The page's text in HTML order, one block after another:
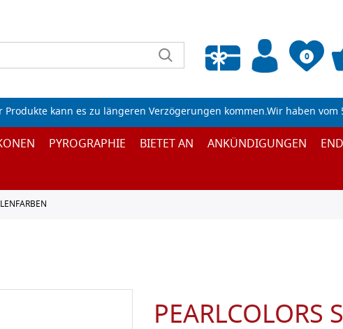
0
Wunschliste leeren
kann es zu längeren Verzögerungen kommen.Wir haben
PYROGRAPHIE BIETET AN ANKÜNDIGUNGEN